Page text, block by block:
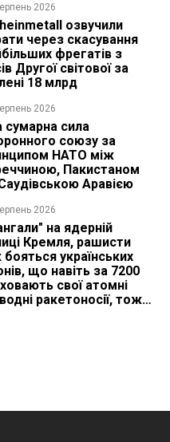
2026
озвучили
через скасування
фрегатів з
Другої світової за
18 млрд
2026
сумарна сила
союзу за
НАТО між
Пакистаном
Аравією
2026
на ядерній
Кремля, рашисти
бояться українських
що навіть за 7200
свої атомні
ракетоносії, тож